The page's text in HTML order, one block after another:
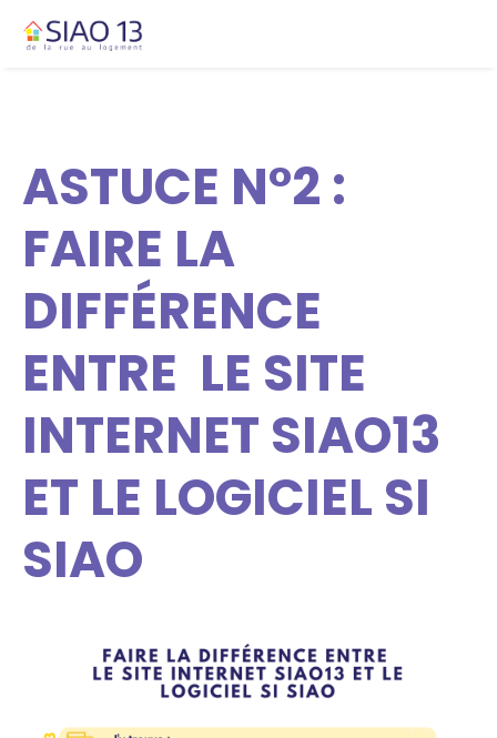
ASTUCE N°2 :
FAIRE LA
DIFFÉRENCE
ENTRE LE SITE
INTERNET SIAO13
ET LE LOGICIEL SI
SIAO